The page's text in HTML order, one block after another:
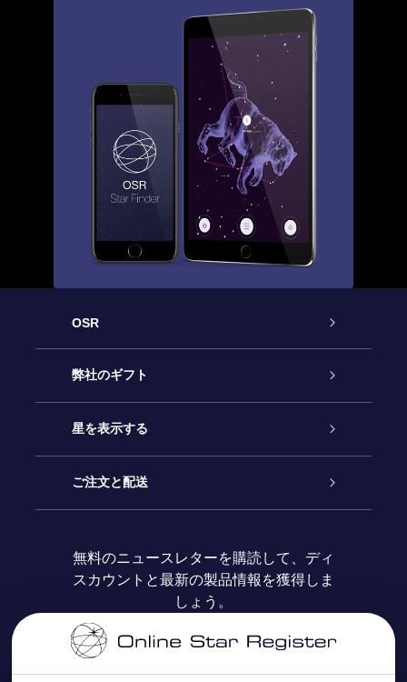
OSR
カスタマーサービス
お問い合わせ
ブログ
レビュー
弊社のギフト
Online Starギフト
OSRギフトパック
OSR ギフトカード
法人ギフト
星を表示する
星の登録
カスタマイズされたStar Page
One Million Stars
ご注文と配送
お支払いに関する情報
配送に関する情報
無料のニュースレターを購読して、ディ
スカウントと最新の製品情報を獲得しま
しょう。